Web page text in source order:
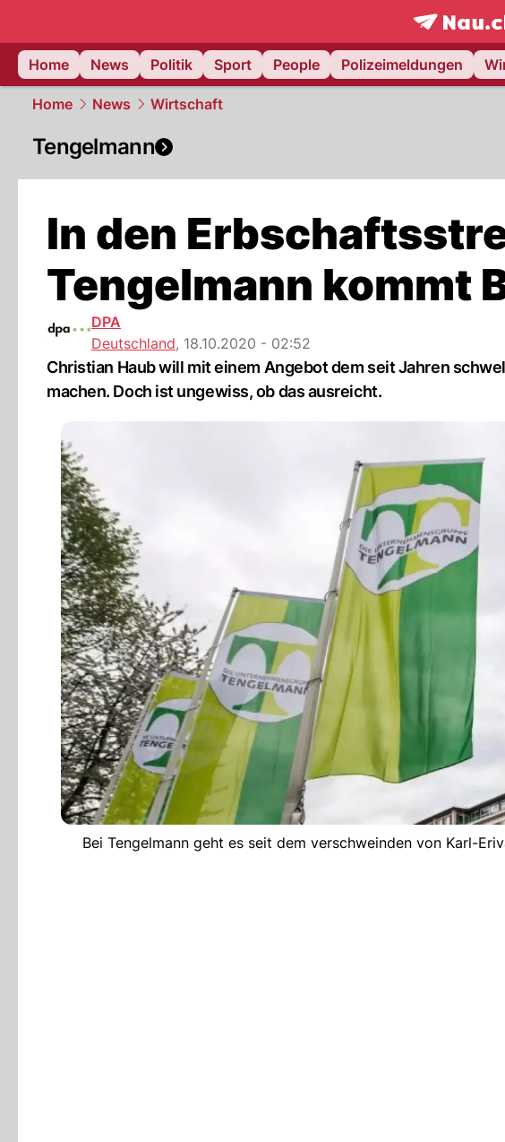
frontpage.
Home
News Politik Sport People Polizeimeldungen
Home News Wirtschaft
Tengelmann
In den
Tengelmann kommt
DPA
Deutschland, 18.10.2020 - 02:52
Christian Haub will mit einem Angebot dem seit Jahren
machen. Doch ist ungewiss, ob das ausreicht.
Bei Tengelmann geht es seit dem verschweinden von Karl-